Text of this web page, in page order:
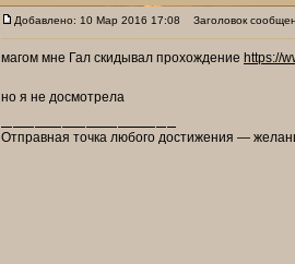
Добавлено: 10 Мар 2016 17:08 Заголовок
магом мне Гал скидывал прохождение https://
но я не досмотрела
Отправная точка любого достижения —